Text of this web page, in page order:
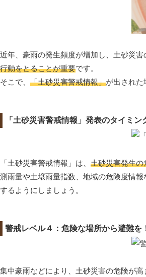
近年、豪雨の発生頻度が増加し、土砂災
行動をとることが重要です。
そこで、 「土砂災害警戒情報」が出された
「土砂災害警戒情報」発表のタイミン
「土砂災害警戒情報」は、 土砂災害発生
測雨量や土壌雨量指数、地域の危険度情報
するようにしましょう。
警戒レベル４：危険な場所から避難を
集中豪雨などにより、土砂災害の危険が